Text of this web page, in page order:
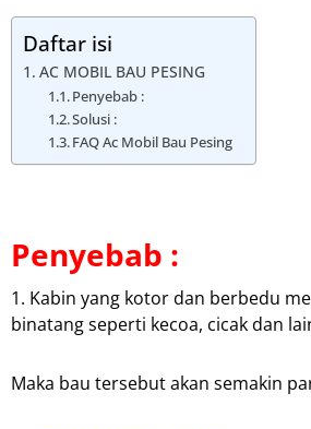
Daftar isi
AC MOBIL BAU PESING
Penyebab :
Solusi :
FAQ Ac Mobil Bau Pesing
Penyebab :
1. Kabin yang kotor dan berbedu
binatang seperti kecoa, cicak dan
Maka bau tersebut akan semakin